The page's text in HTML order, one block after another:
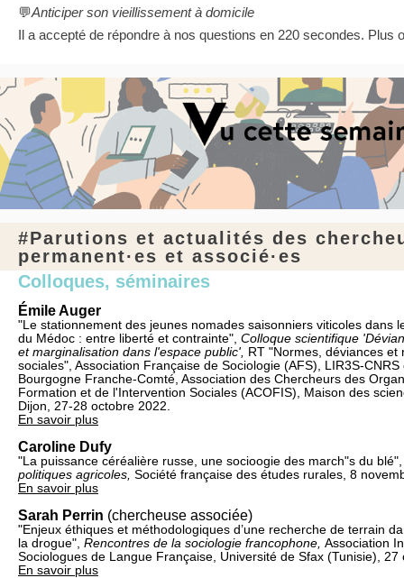
💬Anticiper son vieillissement à domicile
Il a accepté de répondre à nos questions en 220 secondes. Plus
#Parutions et actualités des
permanent·es et associé·es
Colloques, séminaires
Émile Auger
"Le stationnement des jeunes nomades saisonniers viticoles dans
du Médoc : entre liberté et contrainte", Colloque scientifique
et marginalisation dans l'espace public', RT "Normes, déviances et
sociales", Association Française de Sociologie (AFS), LIR3S-
Bourgogne Franche-Comté, Association des Chercheurs des
Formation et de l'Intervention Sociales (ACOFIS), Maison des
Dijon, 27-28 octobre 2022.
En savoir plus
Caroline Dufy
"La puissance céréalière russe, une socioogie des march"s du
politiques agricoles, Société française des études rurales, 8
En savoir plus
Sarah Perrin (chercheuse associée)
"Enjeux éthiques et méthodologiques d’une recherche de terrain
la drogue", Rencontres de la sociologie francophone, Association
Sociologues de Langue Française, Université de Sfax (Tunisie), 27
En savoir plus